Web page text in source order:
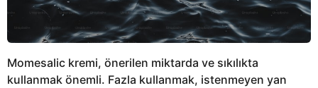
Momesalic kremi, önerilen miktarda ve sıkılıkta
kullanmak önemli. Fazla kullanmak, istenmeyen yan